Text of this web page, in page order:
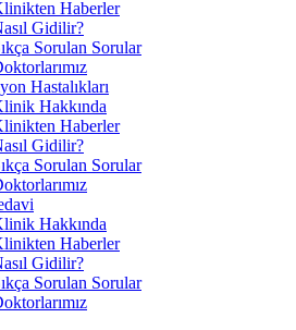
Haberler
Gidilir?
Sorulan Sorular
Hastalıkları
Hakkında
Haberler
Gidilir?
Sorulan Sorular
Hakkında
Haberler
Gidilir?
Sorulan Sorular